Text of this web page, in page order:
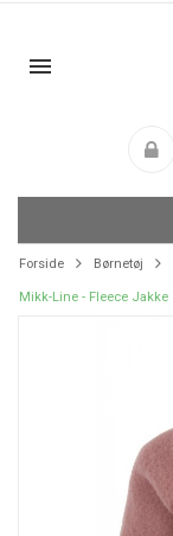
Forside Børnetøj
Mikk-Line - Fleece Jakke